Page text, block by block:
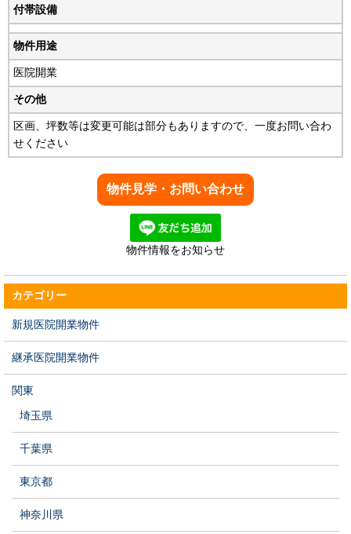
付帯設備
物件用途
医院開業
その他
区画、坪数等は変更可能は部分もありますので、一度お問い合わ
せください
物件情報をお知らせ
カテゴリー
新規医院開業物件
継承医院開業物件
関東
埼玉県
千葉県
東京都
神奈川県